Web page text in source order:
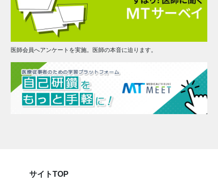
医師会員へアンケートを実施。医師の本音に迫ります。
サイトTOP